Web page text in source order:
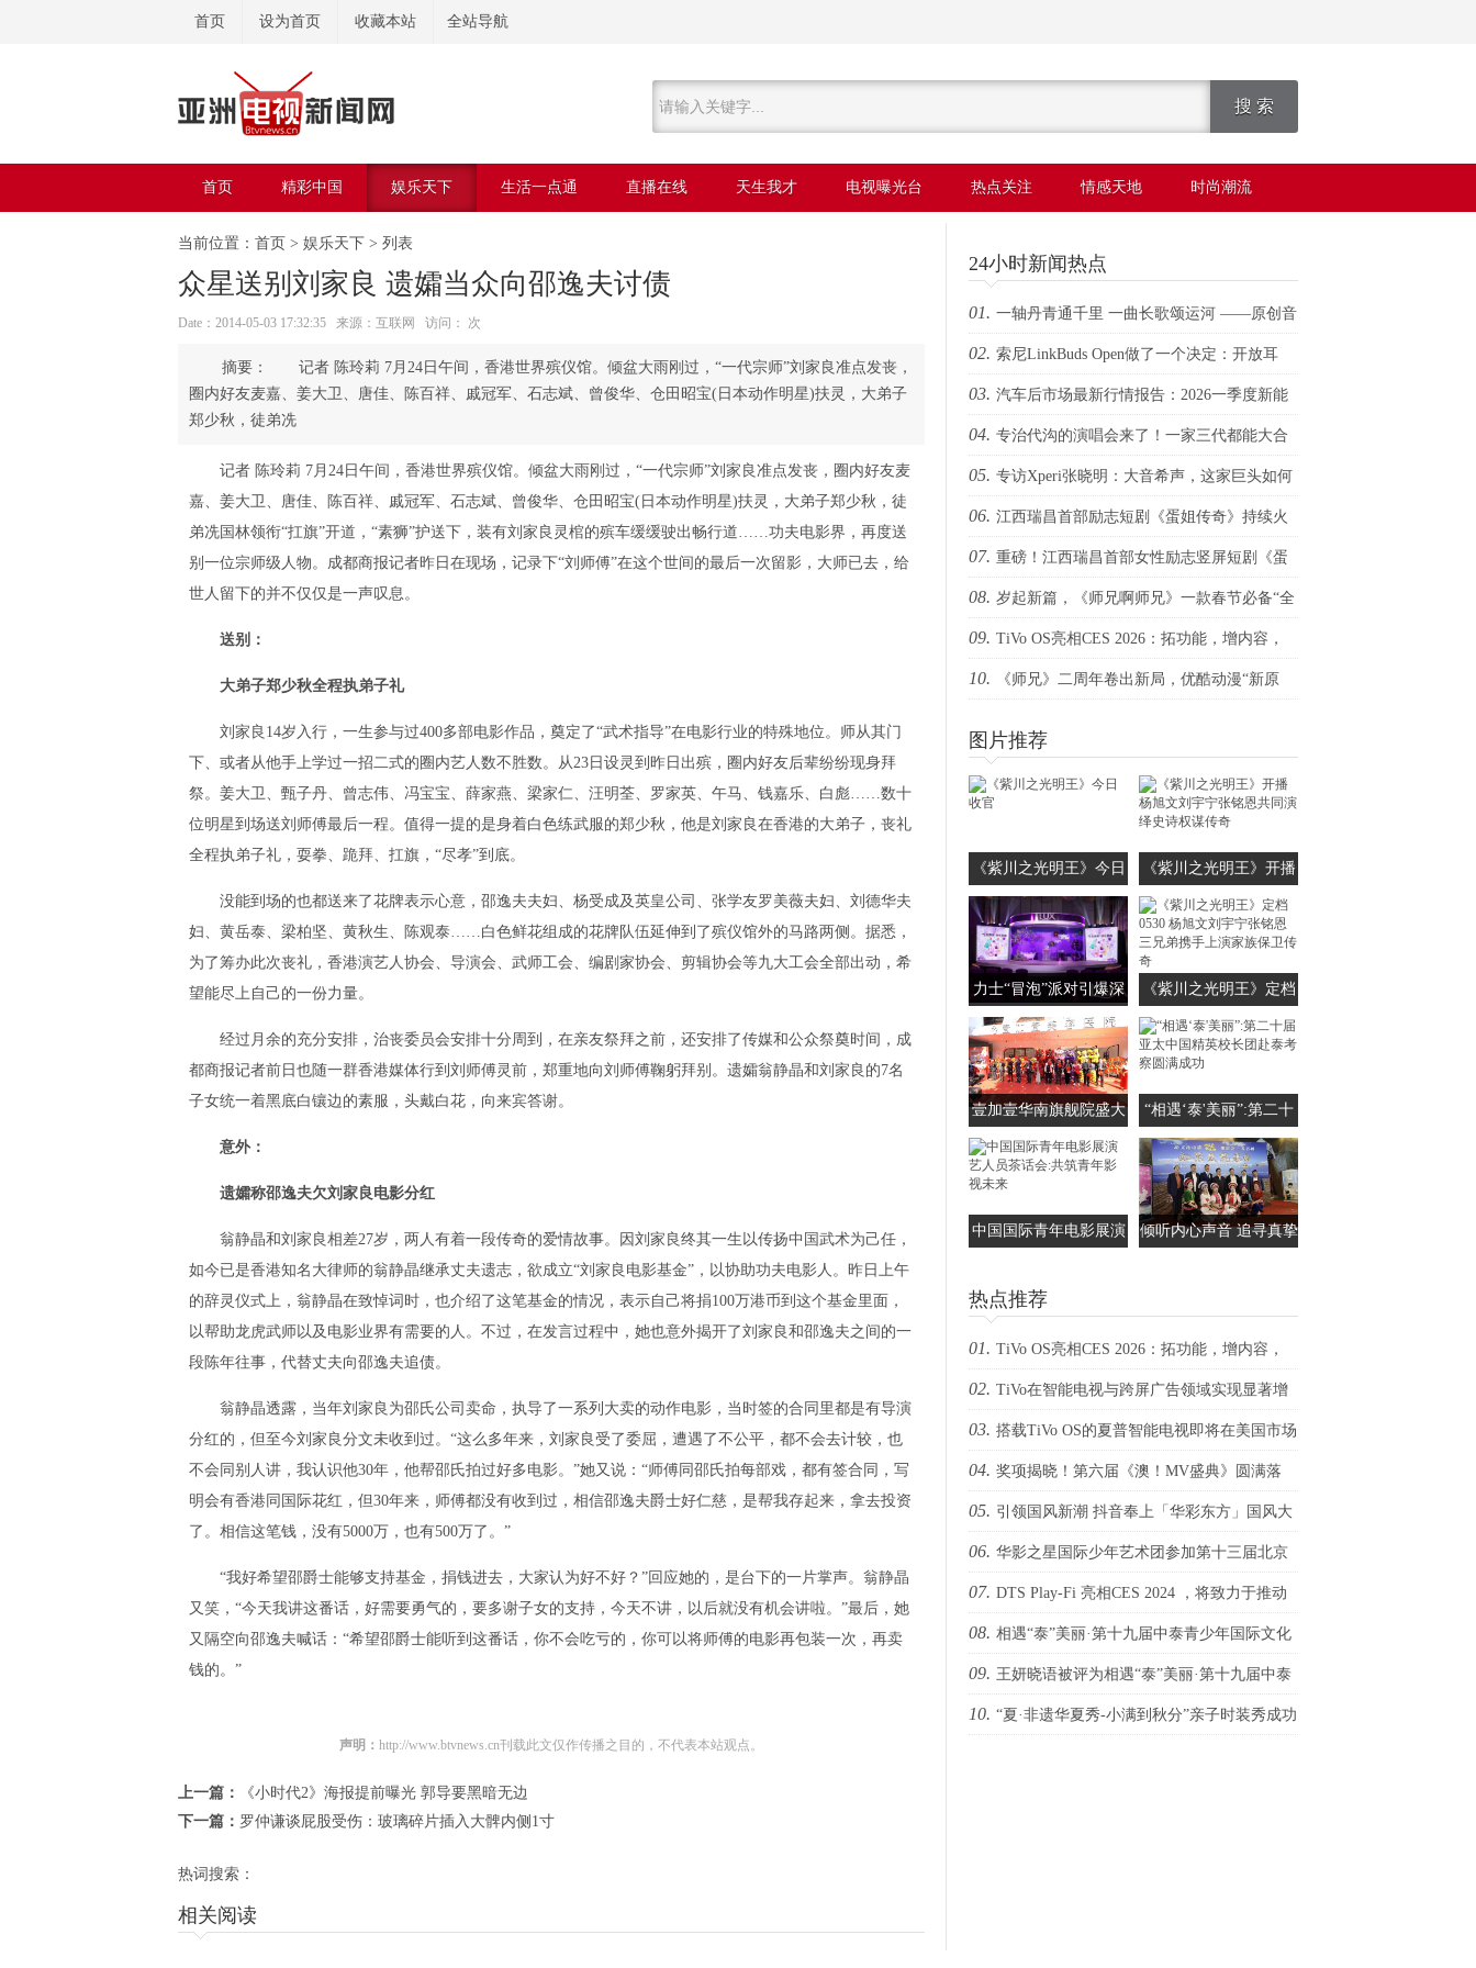
首页 设为首页 收藏本站 全站导航
首页 精彩中国 娱乐天下 生活一点通 直播在线 天生我才 电视曝光台 热点关注 情感天地 时尚潮流
美容美体
当前位置： 首页 > 娱乐天下 > 列表
众星送别刘家良 遗孀当众向邵逸夫讨债
Date：2014-05-03 17:32:35 来源：互联网 访问： 次
记者 陈玲莉 7月24日午间，香港世界殡仪馆。倾盆大雨刚过，“一代宗师”刘家良准点发丧，
圈内好友麦嘉、姜大卫、唐佳、陈百祥、戚冠军、石志斌、曾俊华、仓田昭宝(日本动作明星)扶灵，大弟子
郑少秋，徒弟冼
记者 陈玲莉 7月24日午间，香港世界殡仪馆。倾盆大雨刚过，“一代宗师”刘家良准点发丧，圈内好友麦
嘉、姜大卫、唐佳、陈百祥、戚冠军、石志斌、曾俊华、仓田昭宝(日本动作明星)扶灵，大弟子郑少秋，徒
弟冼国林领衔“扛旗”开道，“素狮”护送下，装有刘家良灵棺的殡车缓缓驶出畅行道……功夫电影界，再度送
别一位宗师级人物。成都商报记者昨日在现场，记录下“刘师傅”在这个世间的最后一次留影，大师已去，给
世人留下的并不仅仅是一声叹息。
送别：
大弟子郑少秋全程执弟子礼
刘家良14岁入行，一生参与过400多部电影作品，奠定了“武术指导”在电影行业的特殊地位。师从其门
下、或者从他手上学过一招二式的圈内艺人数不胜数。从23日设灵到昨日出殡，圈内好友后辈纷纷现身拜
祭。姜大卫、甄子丹、曾志伟、冯宝宝、薛家燕、梁家仁、汪明荃、罗家英、午马、钱嘉乐、白彪……数十
位明星到场送刘师傅最后一程。值得一提的是身着白色练武服的郑少秋，他是刘家良在香港的大弟子，丧礼
全程执弟子礼，耍拳、跪拜、扛旗，“尽孝”到底。
没能到场的也都送来了花牌表示心意，邵逸夫夫妇、杨受成及英皇公司、张学友罗美薇夫妇、刘德华夫
妇、黄岳泰、梁柏坚、黄秋生、陈观泰……白色鲜花组成的花牌队伍延伸到了殡仪馆外的马路两侧。据悉，
为了筹办此次丧礼，香港演艺人协会、导演会、武师工会、编剧家协会、剪辑协会等九大工会全部出动，希
望能尽上自己的一份力量。
经过月余的充分安排，治丧委员会安排十分周到，在亲友祭拜之前，还安排了传媒和公众祭奠时间，成
都商报记者前日也随一群香港媒体行到刘师傅灵前，郑重地向刘师傅鞠躬拜别。遗孀翁静晶和刘家良的7名
子女统一着黑底白镶边的素服，头戴白花，向来宾答谢。
意外：
遗孀称邵逸夫欠刘家良电影分红
翁静晶和刘家良相差27岁，两人有着一段传奇的爱情故事。因刘家良终其一生以传扬中国武术为己任，
如今已是香港知名大律师的翁静晶继承丈夫遗志，欲成立“刘家良电影基金”，以协助功夫电影人。昨日上午
的辞灵仪式上，翁静晶在致悼词时，也介绍了这笔基金的情况，表示自己将捐100万港币到这个基金里面，
以帮助龙虎武师以及电影业界有需要的人。不过，在发言过程中，她也意外揭开了刘家良和邵逸夫之间的一
段陈年往事，代替丈夫向邵逸夫追债。
翁静晶透露，当年刘家良为邵氏公司卖命，执导了一系列大卖的动作电影，当时签的合同里都是有导演
分红的，但至今刘家良分文未收到过。“这么多年来，刘家良受了委屈，遭遇了不公平，都不会去计较，也
不会同别人讲，我认识他30年，他帮邵氏拍过好多电影。”她又说：“师傅同邵氏拍每部戏，都有签合同，写
明会有香港同国际花红，但30年来，师傅都没有收到过，相信邵逸夫爵士好仁慈，是帮我存起来，拿去投资
了。相信这笔钱，没有5000万，也有500万了。”
“我好希望邵爵士能够支持基金，捐钱进去，大家认为好不好？”回应她的，是台下的一片掌声。翁静晶
又笑，“今天我讲这番话，好需要勇气的，要多谢子女的支持，今天不讲，以后就没有机会讲啦。”最后，她
又隔空向邵逸夫喊话：“希望邵爵士能听到这番话，你不会吃亏的，你可以将师傅的电影再包装一次，再卖
钱的。”
声明： http://www.btvnews.cn刊载此文仅作传播之目的，不代表本站观点。
上一篇：
《小时代2》海报提前曝光 郭导要黑暗无边
下一篇： 罗仲谦谈屁股受伤：玻璃碎片插入大髀内侧1寸
热词搜索：
相关阅读
24小时新闻热点
01. 一轴丹青通千里 一曲长歌颂运河 ——原创音
乐剧《天地运河情之千里丹青》津门启幕展卷
02. 索尼LinkBuds Open做了一个决定：开放耳
朵，世界更精彩
03. 汽车后市场最新行情报告：2026一季度新能
源维保台次暴涨20%，小米、问界成增长黑马
04. 专治代沟的演唱会来了！一家三代都能大合
唱
05. 专访Xperi张晓明：大音希声，这家巨头如何
重构你的全场景视听
06. 江西瑞昌首部励志短剧《蛋姐传奇》持续火
爆！双平台数据刷新纪录，见证本土力量
07. 重磅！江西瑞昌首部女性励志竖屏短剧《蛋
姐传奇》定档三八节
08. 岁起新篇，《师兄啊师兄》一款春节必备“全
家欢”国漫！
09. TiVo OS亮相CES 2026：拓功能，增内容，
扩生态
10. 《师兄》二周年卷出新局，优酷动漫“新原
图片推荐
《紫川之光明王》今日
收官
《紫川之光明王》开播
杨旭文刘宇宁张铭恩共
同演绎史诗权谋传奇
力士“冒泡”派对引爆深
圳 田曦薇带你解锁4款
留香沐浴新范式
《紫川之光明王》定档
0530 杨旭文刘宇宁张铭
恩三兄弟携手上演家族
壹加壹华南旗舰院盛大
启航，国际医师部抗衰
中心崭新亮相
“相遇‘泰'美丽”:第二十
届亚太中国精英校长团
赴泰考察圆满成功
中国国际青年电影展演
影视未来
倾听内心声音 追寻真挚
热点推荐
01. TiVo OS亮相CES 2026：拓功能，增内容，
扩生态
02. TiVo在智能电视与跨屏广告领域实现显著增
长里程碑
03. 搭载TiVo OS的夏普智能电视即将在美国市场
发布
04. 奖项揭晓！第六届《澳！MV盛典》圆满落
幕！
05. 引领国风新潮 抖音奉上「华彩东方」国风大
餐
06. 华影之星国际少年艺术团参加第十三届北京
国际网络电影展，传承电影梦
07. DTS Play-Fi 亮相CES 2024 ，将致力于推动
家庭影院发展
08. 相遇“泰”美丽·第十九届中泰青少年国际文化
艺术季圆满成功
09. 王妍晓语被评为相遇“泰”美丽·第十九届中泰
青少年国际文化艺术季外交小天使
10. “夏·非遗华夏秀-小满到秋分”亲子时装秀成功